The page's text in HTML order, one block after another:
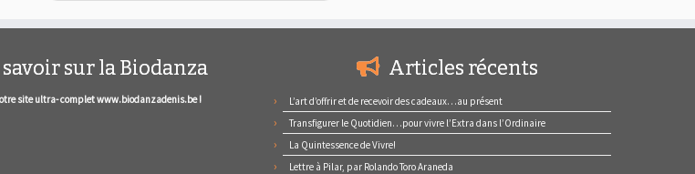
sur la Biodanza
site ultra- complet www.biodanzadenis.be !
Articles récents
L’art d’offrir et de recevoir des cadeaux…au présent
Transfigurer le Quotidien…pour vivre l’Extra dans l’Ordinaire
La Quintessence de Vivre!
Lettre à Pilar, par Rolando Toro Araneda